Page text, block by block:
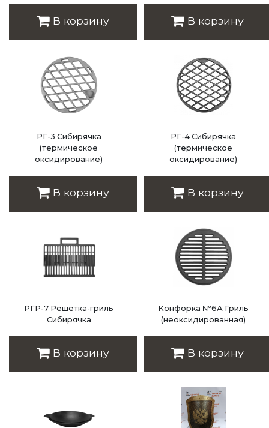
В корзину В корзину
РГ-3 Сибирячка
(термическое
оксидирование)
В корзину
РГ-4 Сибирячка
(термическое
оксидирование)
В корзину
РГР-7 Решетка-гриль
Сибирячка
В корзину
Конфорка №6А Гриль
(неоксидированная)
В корзину